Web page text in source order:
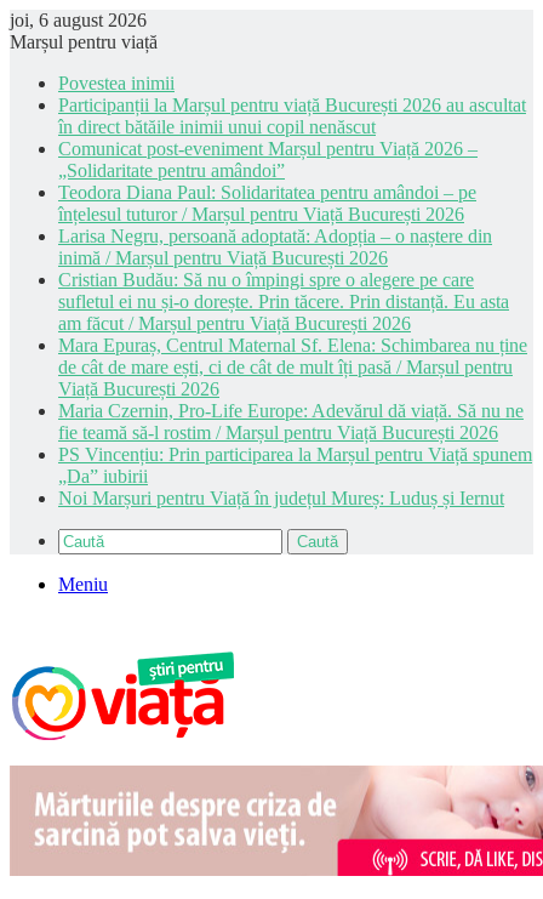
joi, 6 august 2026
Marșul pentru viață
Povestea inimii
Participanții la Marșul pentru viață București 2026 au ascultat
în direct bătăile inimii unui copil nenăscut
Comunicat post-eveniment Marșul pentru Viață 2026 –
„Solidaritate pentru amândoi”
Teodora Diana Paul: Solidaritatea pentru amândoi – pe
înțelesul tuturor / Marșul pentru Viață București 2026
Larisa Negru, persoană adoptată: Adopția – o naștere din
inimă / Marșul pentru Viață București 2026
Cristian Budău: Să nu o împingi spre o alegere pe care
sufletul ei nu și-o dorește. Prin tăcere. Prin distanță. Eu asta
am făcut / Marșul pentru Viață București 2026
Mara Epuraș, Centrul Maternal Sf. Elena: Schimbarea nu ține
de cât de mare ești, ci de cât de mult îți pasă / Marșul pentru
Viață București 2026
Maria Czernin, Pro-Life Europe: Adevărul dă viață. Să nu ne
fie teamă să-l rostim / Marșul pentru Viață București 2026
PS Vincențiu: Prin participarea la Marșul pentru Viață spunem
„Da” iubirii
Noi Marșuri pentru Viață în județul Mureș: Luduș și Iernut
Caută
Meniu